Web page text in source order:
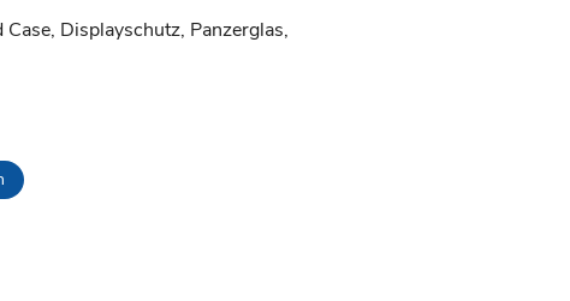
Displayschutz, Panzerglas,